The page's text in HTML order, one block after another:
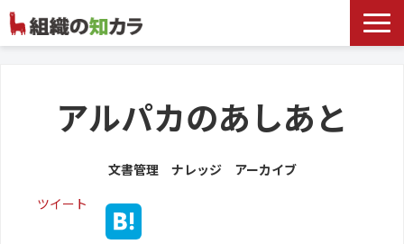
お役立ち記事
記事カテゴリ一覧
お客様事例
アルパカのあしあと
文書管理 ナレッジ アーカイブ
ツイート